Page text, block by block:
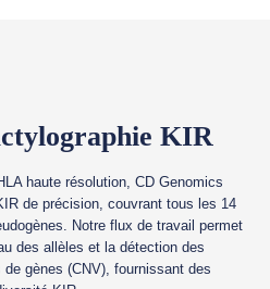
KIR
haute résolution, CD Genomics
de précision, couvrant tous les 14
Notre flux de travail permet
des allèles et la détection des
gènes (CNV), fournissant des